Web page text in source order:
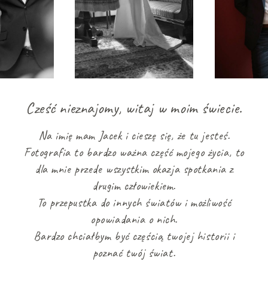
Cześć nieznajomy, witaj w moim świecie.
Na imię mam Jacek i cieszę się, że tu jesteś.
Fotografia to bardzo ważna część mojego życia, to
dla mnie przede wszystkim okazja spotkania z
drugim człowiekiem.
To przepustka do innych światów i możliwość
opowiadania o nich.
Bardzo chciałbym być częścią twojej historii i
poznać twój świat.
HISTORIE
FILM
KONTAKT